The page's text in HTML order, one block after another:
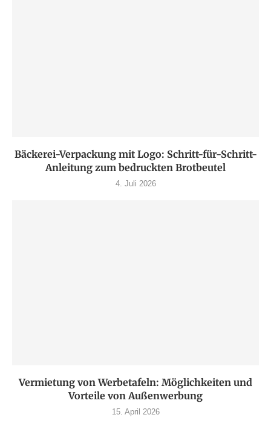
Bäckerei-Verpackung mit Logo: Schritt-für-Schritt-
Anleitung zum bedruckten Brotbeutel
4. Juli 2026
Vermietung von Werbetafeln: Möglichkeiten und
Vorteile von Außenwerbung
15. April 2026